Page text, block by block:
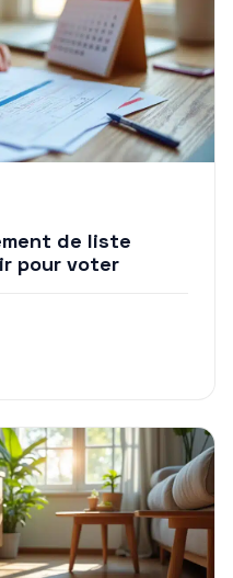
de liste
pour voter